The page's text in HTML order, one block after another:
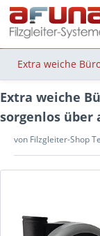
Extra weiche
Extra weiche
sorgenlos über
von Filzgleiter-Shop